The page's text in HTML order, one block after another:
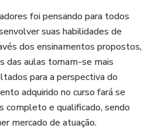
foi pensando para todos
suas habilidades de
dos ensinamentos propostos,
das aulas tornam-se mais
para a perspectiva do
adquirido no curso fará se
completo e qualificado, sendo
mercado de atuação.